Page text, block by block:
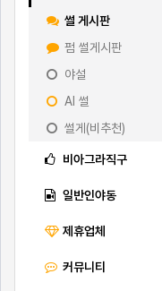
썰 게시판
펌 썰게시판
야설
AI 썰
썰게(비추천)
비아그라직구
일반인야동
제휴업체
커뮤니티